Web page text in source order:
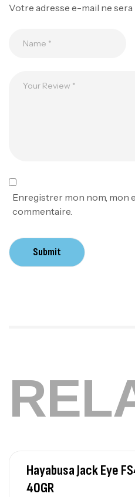
Votre adresse e-mail ne sera
Enregistrer mon nom, mon
commentaire.
Submit
Hayabusa Jack Eye
40GR